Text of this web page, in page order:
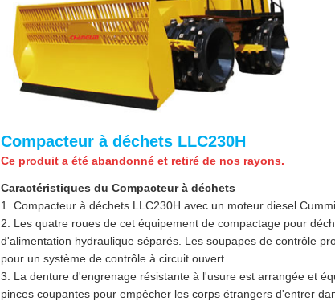
Compacteur à déchets LLC230H
Ce produit a été abandonné et retiré de nos rayons.
Caractéristiques du Compacteur à déchets
1. Compacteur à déchets LLC230H avec un moteur diesel
2. Les quatre roues de cet équipement de compactage pour
d'alimentation hydraulique séparés. Les soupapes de contrôle
pour un système de contrôle à circuit ouvert.
3. La denture d'engrenage résistante à l'usure est arrangée et
pinces coupantes pour empêcher les corps étrangers d'entrer